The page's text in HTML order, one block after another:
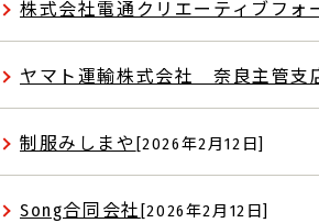
株式会社電通クリエーティブフォ
ヤマト運輸株式会社 奈良主管支
制服みしまや [2026年2月12日]
Song合同会社 [2026年2月12日]